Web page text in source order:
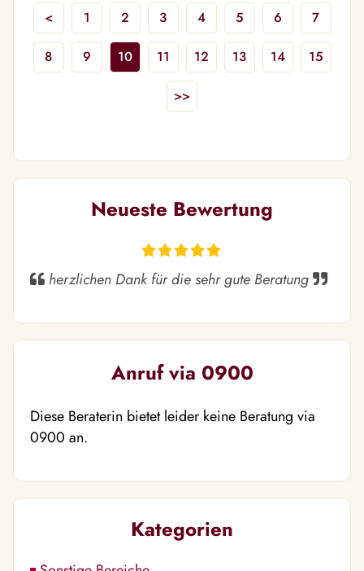
< 1 2 3 4 5 6 7
8 9 10 11 12 13 14 15
>>
Neueste Bewertung
herzlichen Dank für die sehr gute Beratung
Anruf via 0900
Diese Beraterin bietet leider keine Beratung via
0900 an.
Kategorien